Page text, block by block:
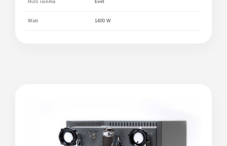
Hızlı ısınma Evet
Watt 1400 W